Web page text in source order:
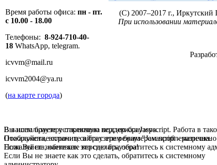
Время работы офиса: пн - пт.
с 10.00 - 18.00
Телефоны: 8-924-710-40-
18 WhatsApp, telegram.
icvvm@mail.ru
icvvm2004@ya.ru
(на карте города)
(C) 2007–2017 г.,
При использовании
В вашем браузере отключена поддержка Jasvscript. Работа в
Пожалуйста, включите в браузере режим "Javascript -
Если Вы не знаете как это сделать, обратитесь к системному
Вы используете устаревшую версию браузера.
Отображение страниц сайта с этим браузером проблематична.
Пожалуйста, обновите версию браузера!
Если Вы не знаете как это сделать, обратитесь к системному